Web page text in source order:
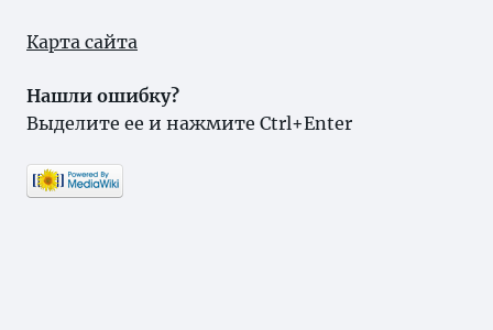
Карта сайта
Нашли ошибку?
Выделите ее и нажмите Ctrl+Enter